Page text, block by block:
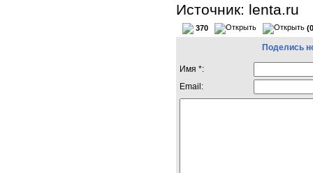
Источник: lenta.ru
370
Поделись
Имя *:
Email: